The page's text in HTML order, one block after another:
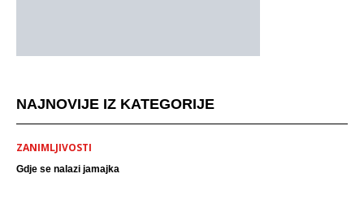
NAJNOVIJE IZ KATEGORIJE
ZANIMLJIVOSTI
Gdje se nalazi jamajka